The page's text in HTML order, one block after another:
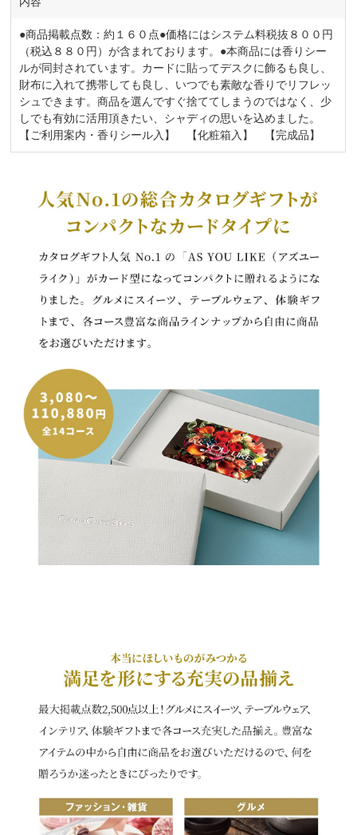
●商品掲載点数：約１６０点●価格にはシステム料税抜８００円
（税込８８０円）が含まれております。●本商品には香りシー
ルが同封されています。カードに貼ってデスクに飾るも良し、
財布に入れて携帯しても良し、いつでも素敵な香りでリフレッ
シュできます。商品を選んですぐ捨ててしまうのではなく、少
しでも有効に活用頂きたい、シャディの思いを込めました。
【ご利用案内・香りシール入】 【化粧箱入】 【完成品】